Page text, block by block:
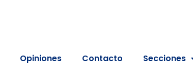
Opiniones Contacto Secciones